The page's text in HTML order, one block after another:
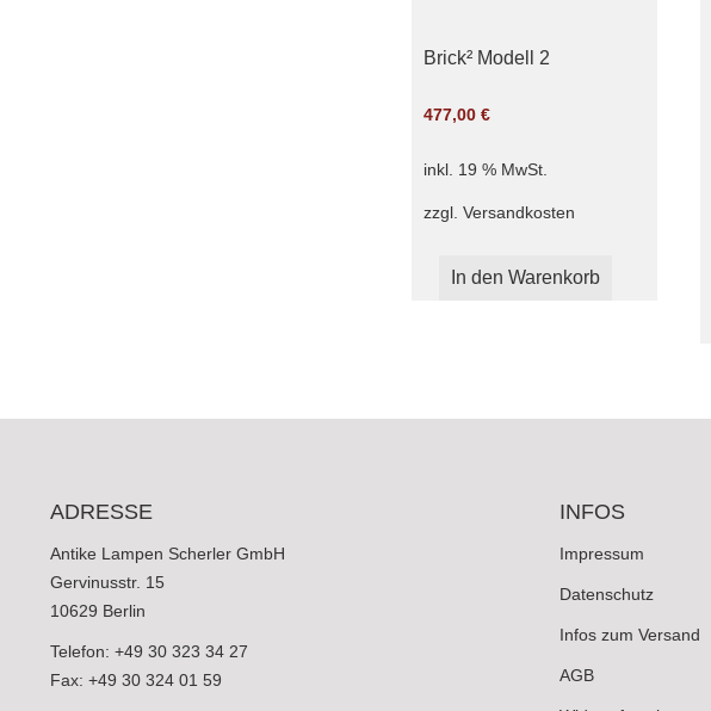
Brick² Modell 2
477,00 €
inkl. 19 % MwSt.
zzgl. Versandkosten
In den Warenkorb
ADRESSE
Antike Lampen Scherler GmbH
Gervinusstr. 15
10629 Berlin
Telefon: +49 30 323 34 27
Fax: +49 30 324 01 59
INFOS
Impressum
Datenschutz
Infos zum Versand
AGB